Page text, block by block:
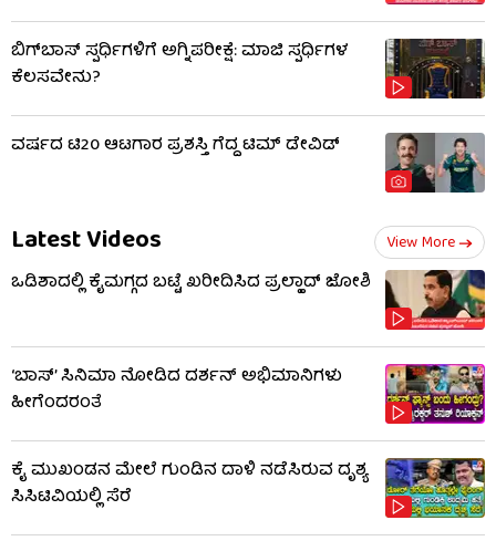
ಬಿಗ್​​ಬಾಸ್​ ಸ್ಪರ್ಧಿಗಳಿಗೆ ಅಗ್ನಿಪರೀಕ್ಷೆ: ಮಾಜಿ ​​ಸ್ಪರ್ಧಿಗಳ
ಕೆಲಸವೇನು?
ವರ್ಷದ ಟಿ20 ಆಟಗಾರ ಪ್ರಶಸ್ತಿ ಗೆದ್ದ ಟಿಮ್ ಡೇವಿಡ್
Latest Videos View More
ಒಡಿಶಾದಲ್ಲಿ ಕೈಮಗ್ಗದ ಬಟ್ಟೆ ಖರೀದಿಸಿದ ಪ್ರಲ್ಹಾದ್ ಜೋಶಿ
‘ಬಾಸ್’ ಸಿನಿಮಾ ನೋಡಿದ ದರ್ಶನ್ ಅಭಿಮಾನಿಗಳು
ಹೀಗೆಂದರಂತೆ
ಕೈ ಮುಖಂಡನ ಮೇಲೆ ಗುಂಡಿನ ದಾಳಿ ನಡೆಸಿರುವ ದೃಶ್ಯ
ಸಿಸಿಟಿವಿಯಲ್ಲಿ ಸೆರೆ